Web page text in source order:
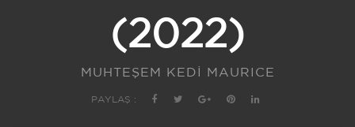
(2022)
MUHTEŞEM KEDİ MAURICE
PAYLAŞ :